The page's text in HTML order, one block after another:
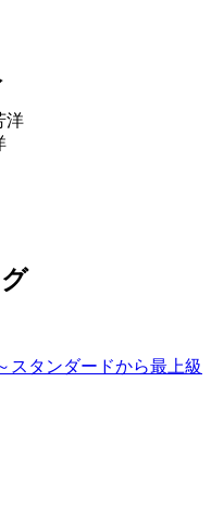
スタンダードから最上級